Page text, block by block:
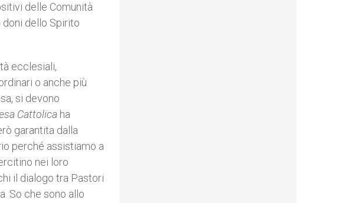
delle Comunità
dello Spirito
ecclesiali,
o anche più
si devono
Cattolica ha
garantita dalla
perché assistiamo a
nei loro
il dialogo tra Pastori
So che sono allo